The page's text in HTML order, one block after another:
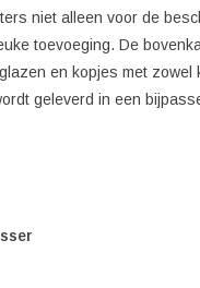
niet alleen voor de
toevoeging. De
en kopjes met
geleverd in een